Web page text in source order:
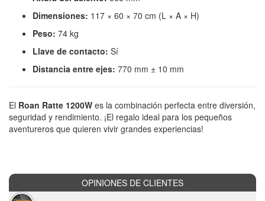
Dimensiones: 117 × 60 × 70 cm (L × A × H)
Peso: 74 kg
Llave de contacto: Sí
Distancia entre ejes: 770 mm ± 10 mm
El Roan Ratte 1200W es la combinación perfecta entre diversión,
seguridad y rendimiento. ¡El regalo ideal para los pequeños
aventureros que quieren vivir grandes experiencias!
OPINIONES DE CLIENTES